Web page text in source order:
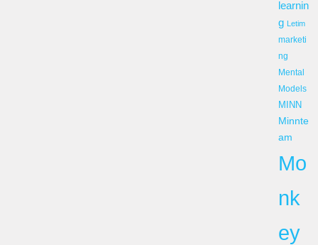
learnin
g Letim
marketi
ng
Mental
Models
MINN
Minnte
am
Mo
nk
ey